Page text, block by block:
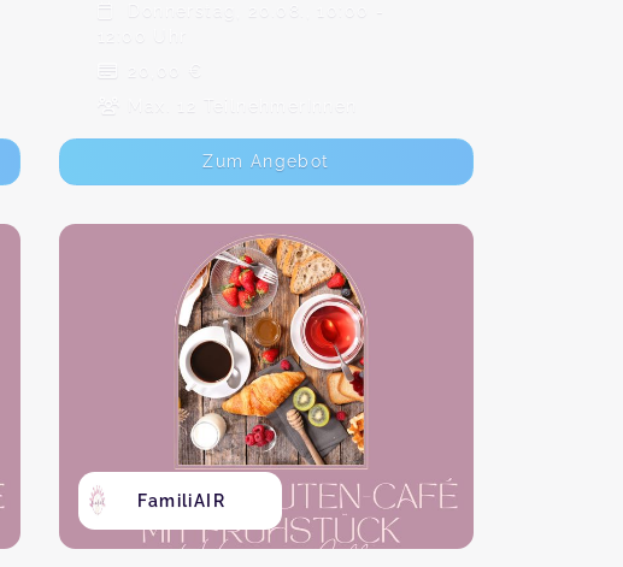
Donnerstag, 20.08., 10:00 -
12:00 Uhr
20,00 €
Max. 12 TeilnehmerInnen
Zum Angebot
FamiliAIR